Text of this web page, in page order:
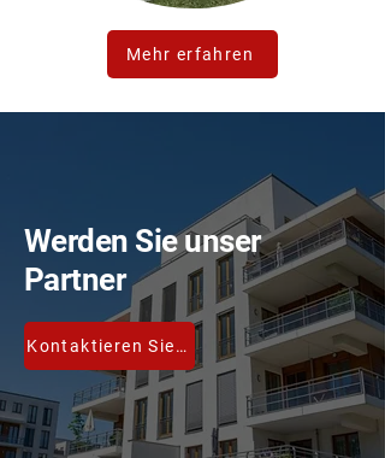
Mehr erfahren
Werden Sie unser
Partner
Kontaktieren Sie uns